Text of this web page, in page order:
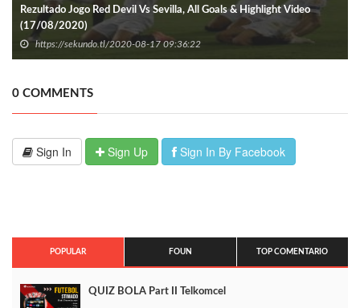
Rezultado Jogo Red Devil Vs Sevilla, All Goals & Highlight Video
(17/08/2020)
https://sekundo.tl/2020-08-17 09:36:22
0 COMMENTS
Sign In Sign Up Sign In By Facebook
POPULAR FOUN TOP COMENTARIO
QUIZ BOLA Part II Telkomcel